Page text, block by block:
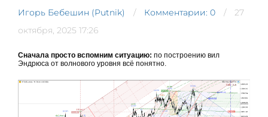
Игорь Бебешин (Putnik) Комментарии: 0
27
октября, 2025 17:26
Сначала просто вспомним ситуацию: по построению вил
Эндрюса от волнового уровня всё понятно.